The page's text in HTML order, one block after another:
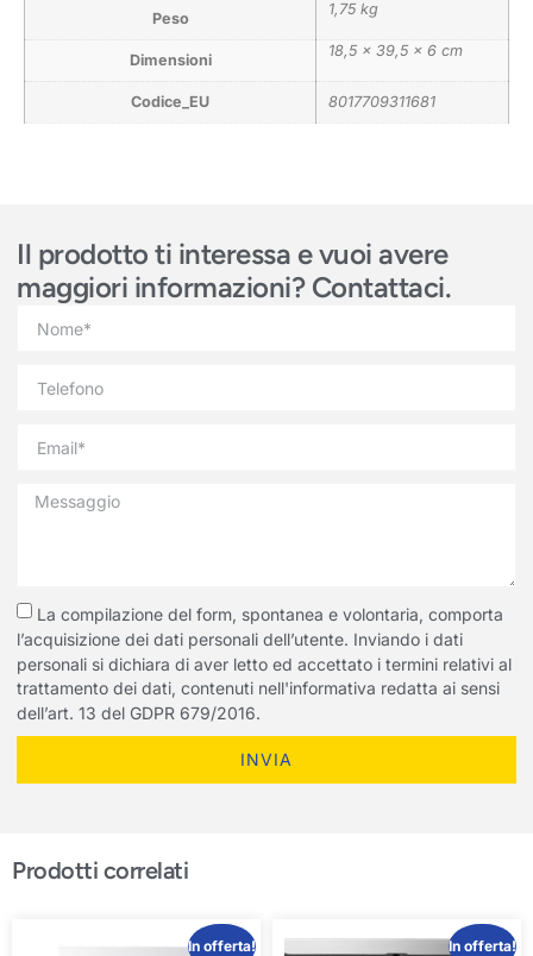
Peso
1,75 kg
Dimensioni
18,5 × 39,5 × 6 cm
Codice_EU 8017709311681
Il prodotto ti interessa e vuoi avere
maggiori informazioni? Contattaci.
La compilazione del form, spontanea e volontaria, comporta
l’acquisizione dei dati personali dell’utente. Inviando i dati
personali si dichiara di aver letto ed accettato i termini relativi al
trattamento dei dati, contenuti nell'informativa redatta ai sensi
dell’art. 13 del GDPR 679/2016.
INVIA
Prodotti correlati
In offerta! In offerta!